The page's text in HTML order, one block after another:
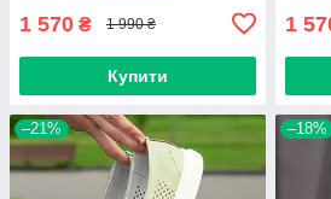
1 570 ₴ 1 990 ₴
Купити
1
–21% –18%